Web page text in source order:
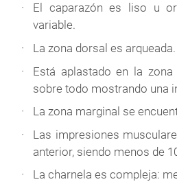
El caparazón es liso u
variable.
La zona dorsal es arqueada.
Está aplastado en la zona
sobre todo mostrando una
La zona marginal se
Las impresiones
anterior, siendo menos de
La charnela es compleja: